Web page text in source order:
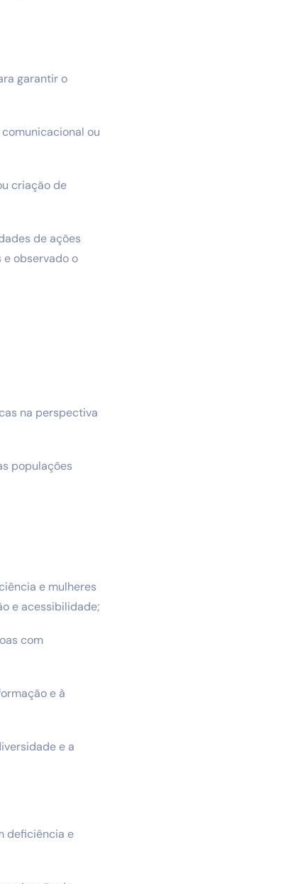
garantir o
ou
criação de
de ações
e observado o
na perspectiva
populações
e mulheres
e acessibilidade;
com
e à
e a
deficiência e